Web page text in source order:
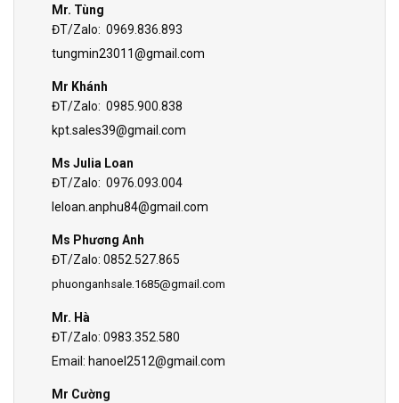
Mr. Tùng
ĐT/Zalo: 0969.836.893
tungmin23011@gmail.com
Mr Khánh
ĐT/Zalo: 0985.900.838
kpt.sales39@gmail.com
Ms Julia Loan
ĐT/Zalo: 0976.093.004
leloan.anphu84@gmail.com
Ms Phương Anh
ĐT/Zalo: 0852.527.865
phuonganhsale.1685@gmail.com
Mr. Hà
ĐT/Zalo: 0983.352.580
Email: hanoel2512@gmail.com
Mr Cường